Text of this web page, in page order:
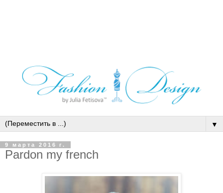
▼
9 марта 2016 г.
Pardon my french